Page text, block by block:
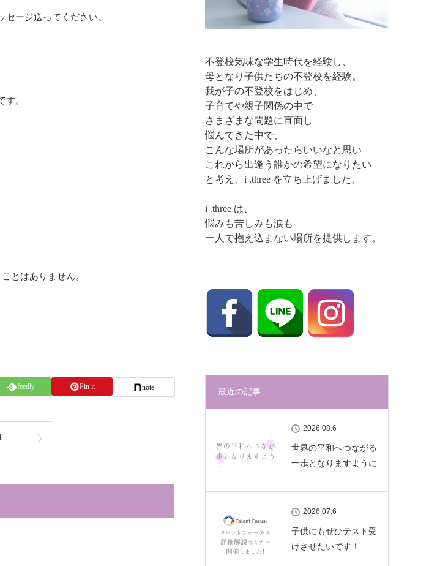
ージ送ってください。
。
とはありません。
feedly Pin it note
不登校気味な学生時代を経験し、
母となり子供たちの不登校を経験。
我が子の不登校をはじめ、
子育てや親子関係の中で
さまざまな問題に直面し
悩んできた中で、
こんな場所があったらいいなと思い
これから出逢う誰かの希望になりたい
と考え、i .three を立ち上げました。
i .three は、
悩みも苦しみも涙も
一人で抱え込まない場所を提供します。
最近の記事
2026.08.6
世界の平和へつながる
一歩となりますように
2026.07.6
子供にもぜひテスト受
けさせたいです！